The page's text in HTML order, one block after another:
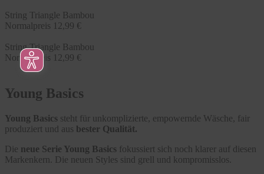
String Triangle Bambou
Normalpreis 12,99 €
String Triangle Bambou
Normalpreis 12,99 €
Young Basics
Young Basics steht für unkomplizierte, empowernde Wäsche, fair
produziert und aus bester Qualität.
Die neue Serie Young Basics fokussiert sich noch klarer auf diesen
Markenkern. Die neuen Styles sind grell und kompromisslos.